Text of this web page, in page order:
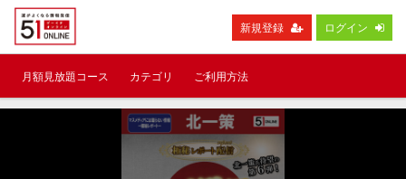
新規登録 ログイン
月額見放題コース カテゴリ ご利用方法